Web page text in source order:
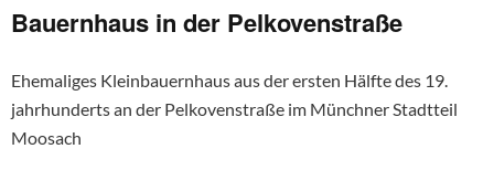
Bauernhaus in der Pelkovenstraße
Ehemaliges Kleinbauernhaus aus der ersten Hälfte des 19.
jahrhunderts an der Pelkovenstraße im Münchner Stadtteil
Moosach